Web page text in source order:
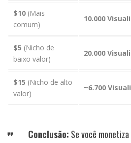
$10 (Mais
comum)
10.000
$5 (Nicho de
baixo valor)
20.000
$15 (Nicho de alto
valor)
~6.700
Conclusão: Se você